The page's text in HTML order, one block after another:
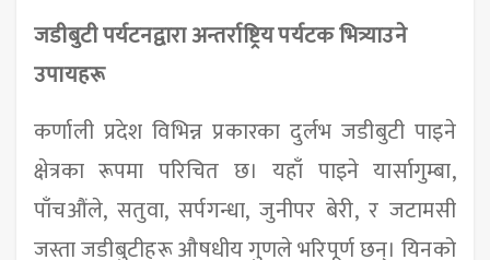
जडीबुटी पर्यटनद्वारा अन्तर्राष्ट्रिय पर्यटक भित्र्याउने
उपायहरू
कर्णाली प्रदेश विभिन्न प्रकारका दुर्लभ जडीबुटी पाइने
क्षेत्रका रूपमा परिचित छ। यहाँ पाइने यार्सागुम्बा,
पाँचऔंले, सतुवा, सर्पगन्धा, जुनीपर बेरी, र जटामसी
जस्ता जडीबुटीहरू औषधीय गुणले भरिपूर्ण छन्। यिनको